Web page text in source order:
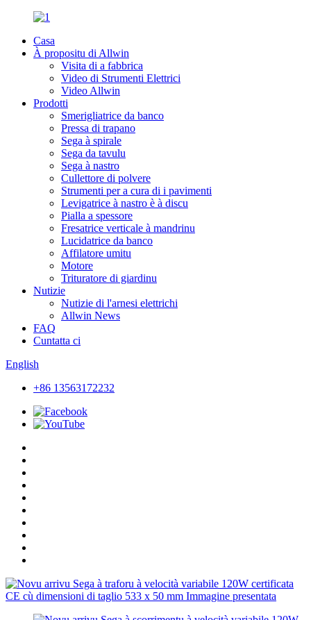
Casa
À propositu di Allwin
Visita di a fabbrica
Video di Strumenti Elettrici
Video Allwin
Prodotti
Smerigliatrice da banco
Pressa di trapano
Sega à spirale
Sega da tavulu
Sega à nastro
Cullettore di polvere
Strumenti per a cura di i pavimenti
Levigatrice à nastro è à discu
Pialla a spessore
Fresatrice verticale à mandrinu
Lucidatrice da banco
Affilatore umitu
Motore
Trituratore di giardinu
Nutizie
Nutizie di l'arnesi elettrichi
Allwin News
FAQ
Cuntatta ci
English
+86 13563172232